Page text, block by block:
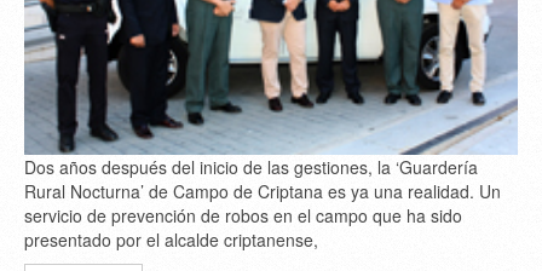
Dos años después del inicio de las gestiones, la ‘Guardería
Rural Nocturna’ de Campo de Criptana es ya una realidad. Un
servicio de prevención de robos en el campo que ha sido
presentado por el alcalde criptanense,